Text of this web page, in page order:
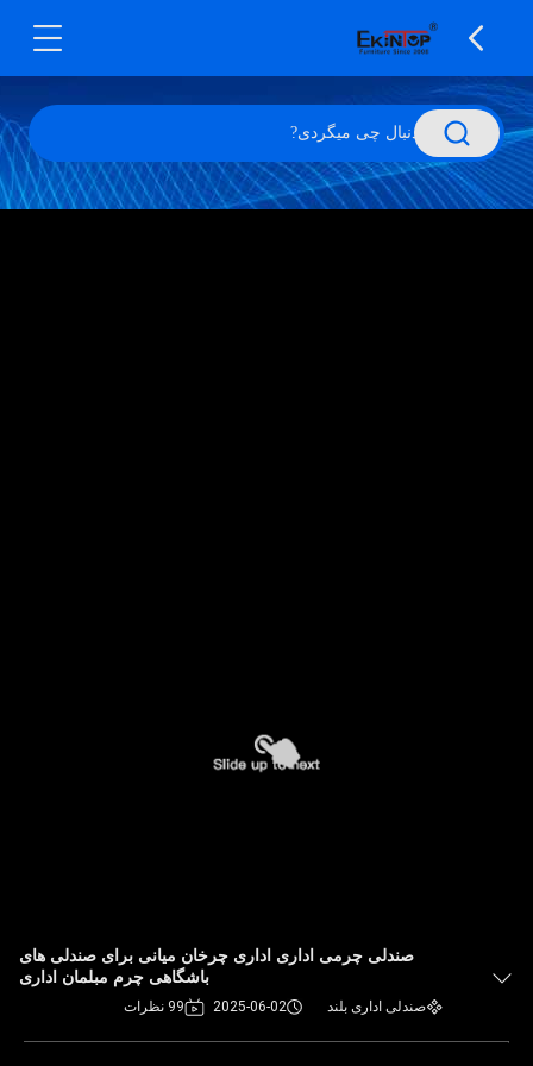
صندلی چرمی اداری اداری چرخان میانی برای صندلی های
باشگاهی چرم مبلمان اداری
صندلی اداری بلند 2025-06-02 99 نظرات